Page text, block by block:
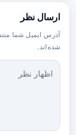
ارسال نظر
آدرس ایمیل شما
شده‌اند.